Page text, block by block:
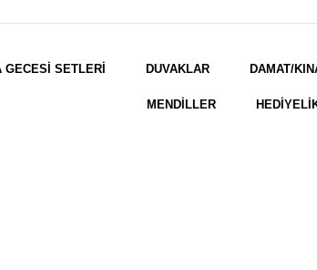
GECESİ SETLERİ DUVAKLAR DAMAT/
MENDİLLER